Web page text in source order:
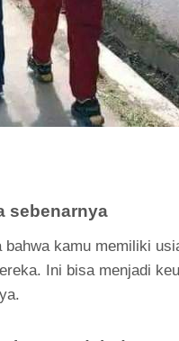
sebenarnya
kamu memiliki
Ini bisa menjadi